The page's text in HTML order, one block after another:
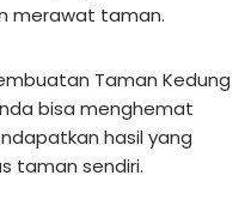
merawat taman.
Taman Kedung
bisa menghemat
hasil yang
taman sendiri.